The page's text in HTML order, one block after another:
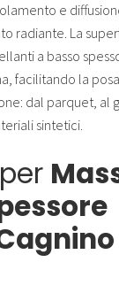
e
radiante. La
a basso
facilitando la
dal parquet, al
sintetici.